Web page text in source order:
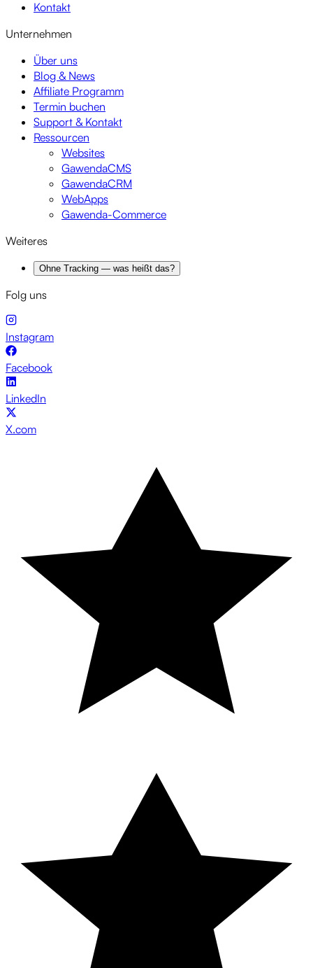
Kontakt
Unternehmen
Über uns
Blog & News
Affiliate Programm
Termin buchen
Support & Kontakt
Ressourcen
Websites
GawendaCMS
GawendaCRM
WebApps
Gawenda-Commerce
Weiteres
Ohne Tracking — was heißt das?
Folg uns
Instagram
Facebook
LinkedIn
X.com